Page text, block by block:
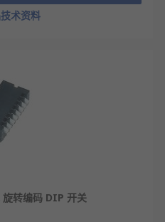
DIP开关通过拨动滑块
单直观。这种开关常
择，适合需要频繁切
这种开关精度较高，
器设备中。
开关采用上下拨动
术资料
转编码 DIP 开关